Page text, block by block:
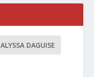
ALYSSA DAGUISE